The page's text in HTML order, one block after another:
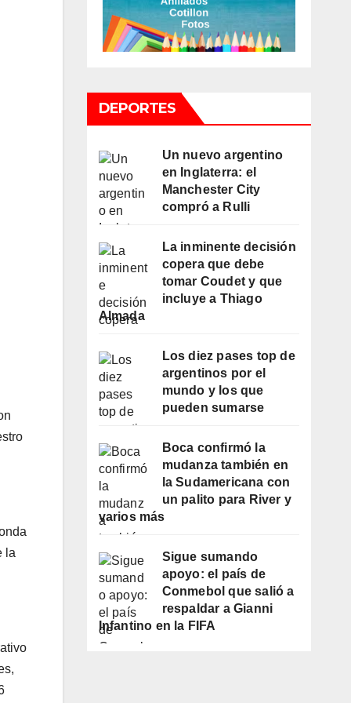
la
DEPORTES
Un nuevo argentino
en Inglaterra: el
Manchester City
compró a Rulli
La inminente decisión
copera que debe
tomar Coudet y que
incluye a Thiago
Almada
Los diez pases top de
argentinos por el
mundo y los que
pueden sumarse
Boca confirmó la
mudanza también en
la Sudamericana con
un palito para River y
varios más
Sigue sumando
apoyo: el país de
Conmebol que salió a
respaldar a Gianni
Infantino en la FIFA